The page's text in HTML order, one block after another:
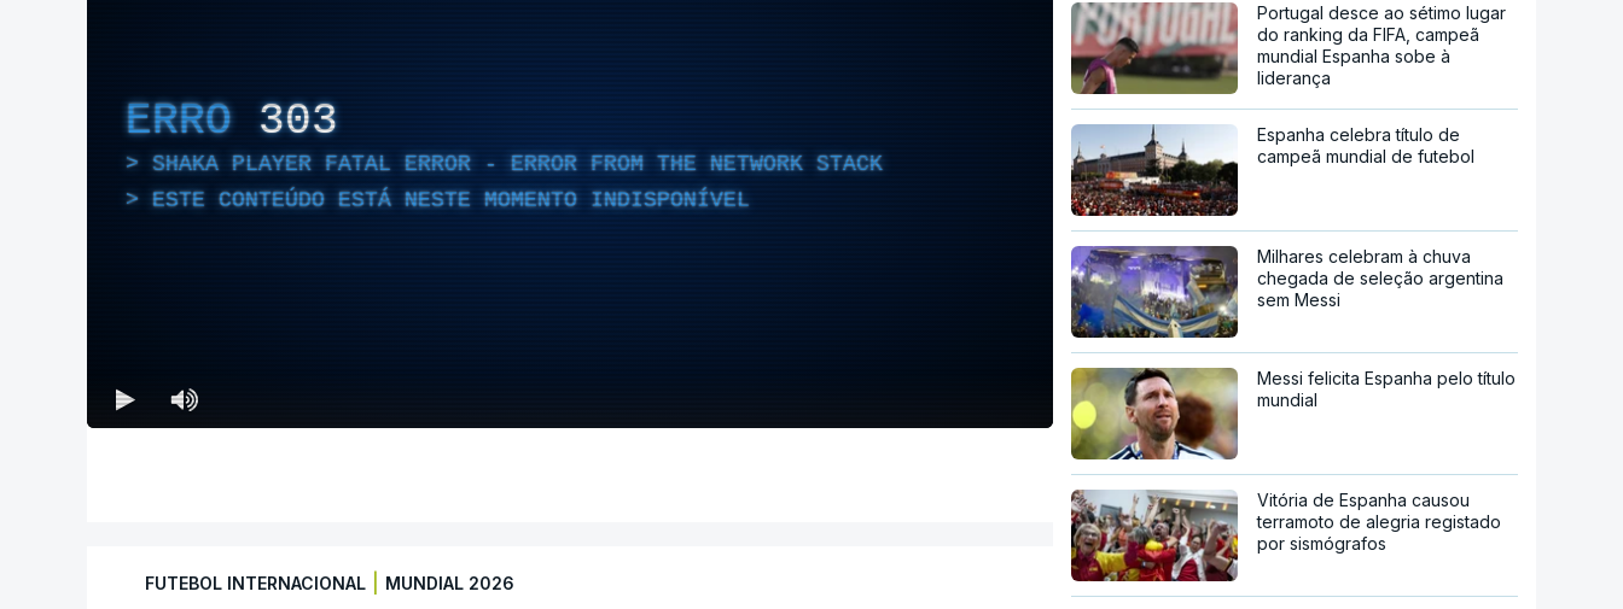
ERRO 303
SHAKA PLAYER FATAL ERROR - ERROR FROM THE NETWORK STACK
ESTE CONTEÚDO ESTÁ NESTE MOMENTO INDISPONÍVEL
FUTEBOL INTERNACIONAL MUNDIAL 2026
Portugal desce ao sétimo lugar
do ranking da FIFA, campeã
mundial Espanha sobe à
liderança
Espanha celebra título de
campeã mundial de futebol
Milhares celebram à chuva
chegada de seleção argentina
sem Messi
Messi felicita Espanha pelo título
mundial
Vitória de Espanha causou
terramoto de alegria registado
por sismógrafos